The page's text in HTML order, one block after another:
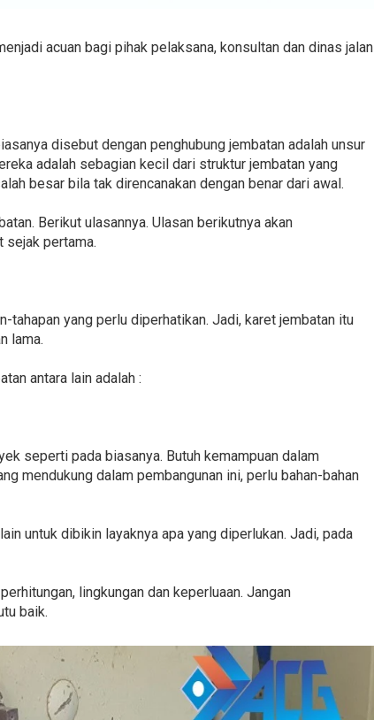
acuan bagi pihak pelaksana, konsultan dan dinas jalan
disebut dengan penghubung jembatan adalah unsur
adalah sebagian kecil dari struktur jembatan yang
besar bila tak direncanakan dengan benar dari awal.
Berikut ulasannya. Ulasan berikutnya akan
sejak pertama.
tahapan yang perlu diperhatikan. Jadi, karet jembatan itu
lama.
antara lain adalah :
seperti pada biasanya. Butuh kemampuan dalam
mendukung dalam pembangunan ini, perlu bahan-bahan
untuk dibikin layaknya apa yang diperlukan. Jadi, pada
lingkungan dan keperluaan. Jangan
baik.